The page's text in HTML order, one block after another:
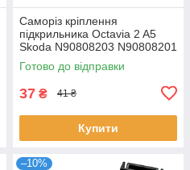
Саморіз кріплення
підкрильника Octavia 2 A5
Skoda N90808203 N90808201
Готово до відправки
37 ₴ 41 ₴
Купити
–10%